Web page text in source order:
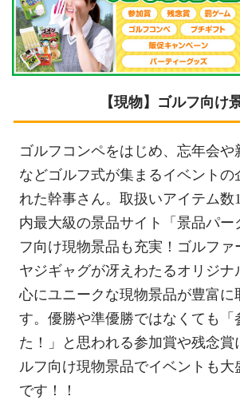
【現物】ゴルフ向け
ゴルフコンペをはじめ、忘年会や
などゴルフ式が集まるイベントの
れた幹事さん。取扱いアイテム数
内最大級の景品サイト「景品パ
フ向け現物景品も充実！ゴルファ
ヤジギャグが冴えわたるオリジナ
心にユニークな現物景品が豊富に
す。優勝や準優勝ではなくても「
た！」と思われる参加賞や残念賞
ルフ向け現物景品でイベントも大
です！！